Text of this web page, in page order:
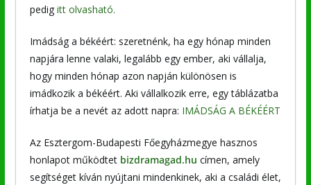
pedig itt olvasható.
Imádság a békéért: szeretnénk, ha egy hónap minden
napjára lenne valaki, legalább egy ember, aki vállalja,
hogy minden hónap azon napján különösen is
imádkozik a békéért. Aki vállalkozik erre, egy táblázatba
írhatja be a nevét az adott napra: IMÁDSÁG A BÉKÉÉRT
Az Esztergom-Budapesti Főegyházmegye hasznos
honlapot működtet bizdramagad.hu címen, amely
segítséget kíván nyújtani mindenkinek, aki a családi élet,